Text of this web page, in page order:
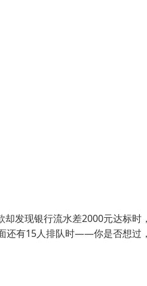
发现银行流水差2000元达标时
还有15人排队时——你是否想过